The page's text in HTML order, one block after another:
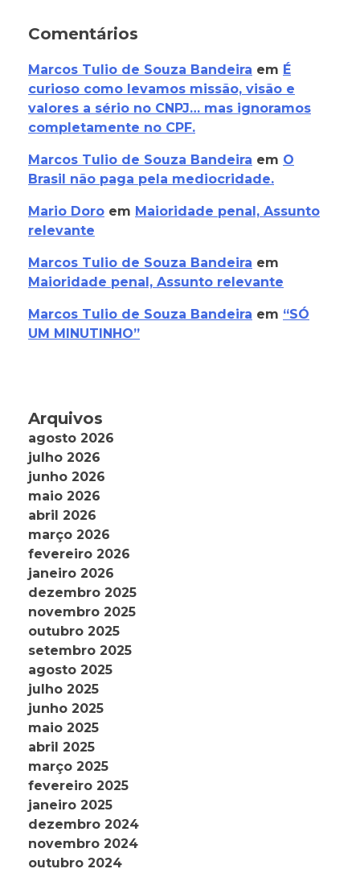
Comentários
Marcos Tulio de Souza Bandeira em É
curioso como levamos missão, visão e
valores a sério no CNPJ… mas ignoramos
completamente no CPF.
Marcos Tulio de Souza Bandeira em O
Brasil não paga pela mediocridade.
Mario Doro em Maioridade penal, Assunto
relevante
Marcos Tulio de Souza Bandeira em
Maioridade penal, Assunto relevante
Marcos Tulio de Souza Bandeira em “SÓ
UM MINUTINHO”
Arquivos
agosto 2026
julho 2026
junho 2026
maio 2026
abril 2026
março 2026
fevereiro 2026
janeiro 2026
dezembro 2025
novembro 2025
outubro 2025
setembro 2025
agosto 2025
julho 2025
junho 2025
maio 2025
abril 2025
março 2025
fevereiro 2025
janeiro 2025
dezembro 2024
novembro 2024
outubro 2024